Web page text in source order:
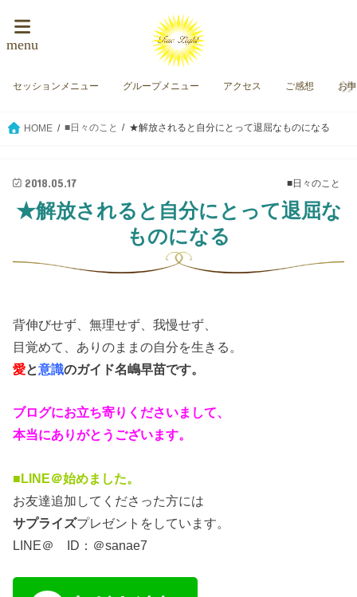
menu
セッションメニュー グループメニュー アクセス ご感想 お
HOME ■日々のこと ★解放されると自分にとって退屈なものになる
■日々のこと
2018.05.17
★解放されると自分にとって退屈な
ものになる
背伸びせず、無理せず、我慢せず、
目覚めて、ありのままの自分を生きる。
愛と意識のガイド名嶋早苗です。
ブログにお立ち寄りくださいまして、
本当にありがとうございます。
■LINE＠始めました。
お友達追加してくださった方には
サプライズプレゼントをしています。
LINE＠ ID：＠sanae7